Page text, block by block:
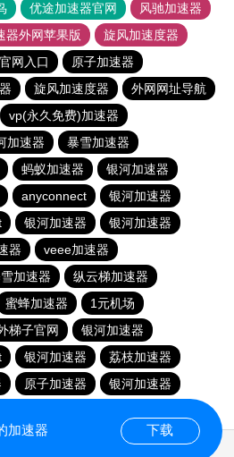
优途加速器官网
风驰加速器
器外网苹果版
旋风加速度器
网入口
原子加速器
旋风加速度器
外网网址导航
vp(永久免费)加速器
加速器
暴雪加速器
蚂蚁加速器
银河加速器
anyconnect
银河加速器
银河加速器
银河加速器
器
veee加速器
加速器
纵云梯加速器
蜜蜂加速器
1元机场
梯子官网
银河加速器
银河加速器
荔枝加速器
原子加速器
银河加速器
加速器 下载